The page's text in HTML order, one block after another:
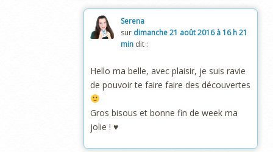
Serena
sur dimanche 21 août 2016 à 16 h 21
min dit :
Hello ma belle, avec plaisir, je suis ravie
de pouvoir te faire faire des découvertes
Gros bisous et bonne fin de week ma
jolie ! ♥